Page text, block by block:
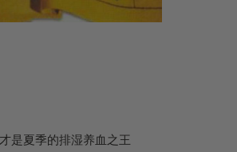
是夏季的排湿养血之王